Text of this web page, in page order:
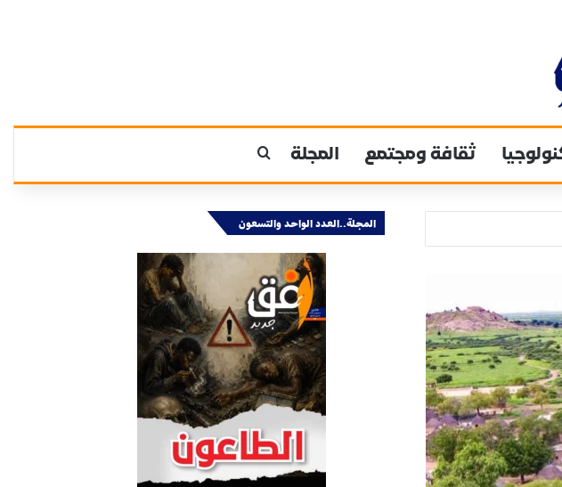
ثقافة ومجتمع المجلة
المجلة..العدد الواحد والتسعون